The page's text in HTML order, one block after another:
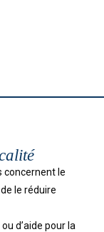
concernent le
le réduire
d’aide pour la